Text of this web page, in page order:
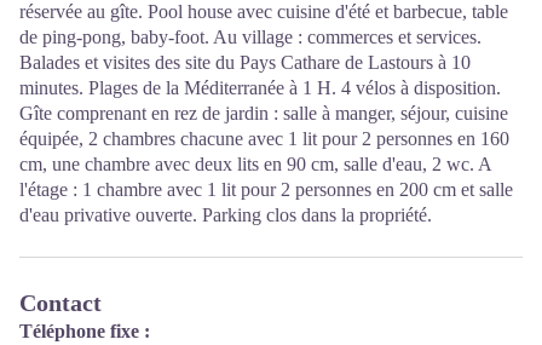
réservée au gîte. Pool house avec cuisine d'été et barbecue, table
de ping-pong, baby-foot. Au village : commerces et services.
Balades et visites des site du Pays Cathare de Lastours à 10
minutes. Plages de la Méditerranée à 1 H. 4 vélos à disposition.
Gîte comprenant en rez de jardin : salle à manger, séjour, cuisine
équipée, 2 chambres chacune avec 1 lit pour 2 personnes en 160
cm, une chambre avec deux lits en 90 cm, salle d'eau, 2 wc. A
l'étage : 1 chambre avec 1 lit pour 2 personnes en 200 cm et salle
d'eau privative ouverte. Parking clos dans la propriété.
Contact
Téléphone fixe :